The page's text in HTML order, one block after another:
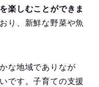
楽しむことができま
り、新鮮な野菜や魚
な地域でありなが
です。子育ての支援